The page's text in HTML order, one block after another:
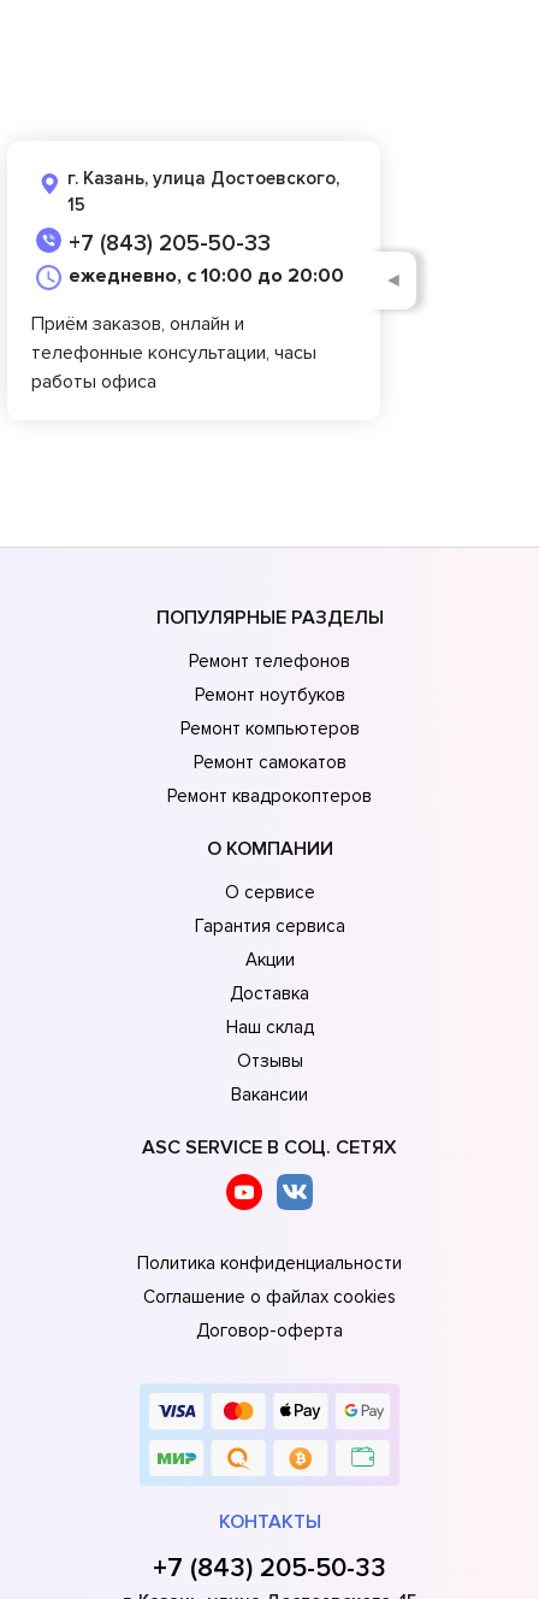
г. Казань, улица Достоевского,
15
+7 (843) 205-50-33
ежедневно, с 10:00 до 20:00
Приём заказов, онлайн и
телефонные консультации, часы
работы офиса
◄
ПОПУЛЯРНЫЕ РАЗДЕЛЫ
Ремонт телефонов
Ремонт ноутбуков
Ремонт компьютеров
Ремонт самокатов
Ремонт квадрокоптеров
О КОМПАНИИ
О сервисе
Гарантия сервиса
Акции
Доставка
Наш склад
Отзывы
Вакансии
ASC SERVICE В СОЦ. СЕТЯХ
Политика конфиденциальности
Соглашение о файлах cookies
Договор-оферта
КОНТАКТЫ
+7 (843) 205-50-33